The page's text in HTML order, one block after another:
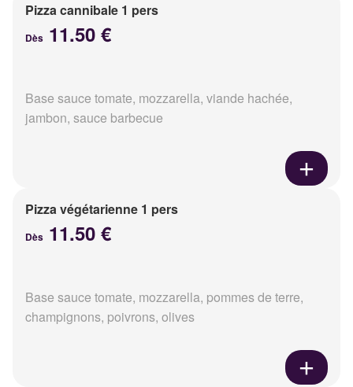
Pizza cannibale 1 pers
Dès 11.50 €
Base sauce tomate, mozzarella, viande hachée,
jambon, sauce barbecue
Pizza végétarienne 1 pers
Dès 11.50 €
Base sauce tomate, mozzarella, pommes de terre,
champignons, poivrons, olives